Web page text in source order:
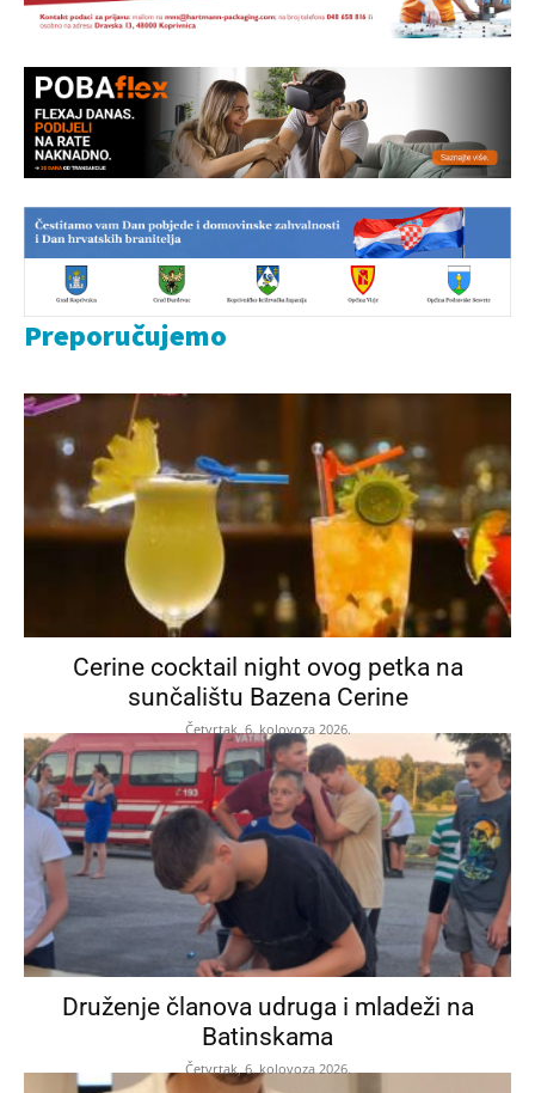
Preporučujemo
Cerine cocktail night ovog petka na
sunčalištu Bazena Cerine
Četvrtak, 6. kolovoza 2026.
Druženje članova udruga i mladeži na
Batinskama
Četvrtak, 6. kolovoza 2026.